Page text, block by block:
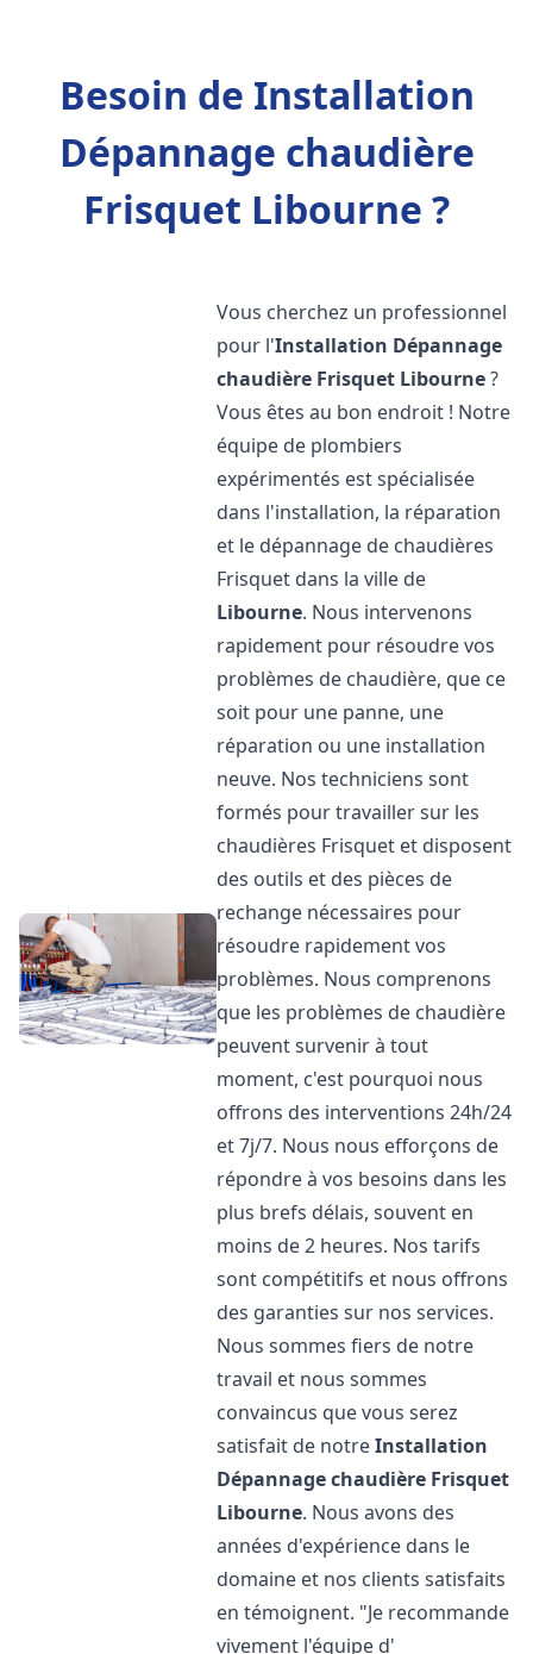
Besoin de Installation
Dépannage chaudière
Frisquet Libourne ?
Vous cherchez un professionnel
pour l'Installation Dépannage
chaudière Frisquet Libourne?
Vous êtes au bon endroit ! Notre
équipe de plombiers
expérimentés est spécialisée
dans l'installation, la réparation
et le dépannage de chaudières
Frisquet dans la ville de
Libourne. Nous intervenons
rapidement pour résoudre vos
problèmes de chaudière, que ce
soit pour une panne, une
réparation ou une installation
neuve. Nos techniciens sont
formés pour travailler sur les
chaudières Frisquet et disposent
des outils et des pièces de
rechange nécessaires pour
résoudre rapidement vos
problèmes. Nous comprenons
que les problèmes de chaudière
peuvent survenir à tout
moment, c'est pourquoi nous
offrons des interventions 24h/24
et 7j/7. Nous nous efforçons de
répondre à vos besoins dans les
plus brefs délais, souvent en
moins de 2 heures. Nos tarifs
sont compétitifs et nous offrons
des garanties sur nos services.
Nous sommes fiers de notre
travail et nous sommes
convaincus que vous serez
satisfait de notreInstallation
Dépannage chaudière Frisquet
Libourne. Nous avons des
années d'expérience dans le
domaine et nos clients satisfaits
en témoignent. "Je recommande
vivement l'équipe d'